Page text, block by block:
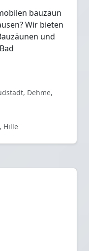
bauzaun
Wir bieten
und
Dehme,
Hille